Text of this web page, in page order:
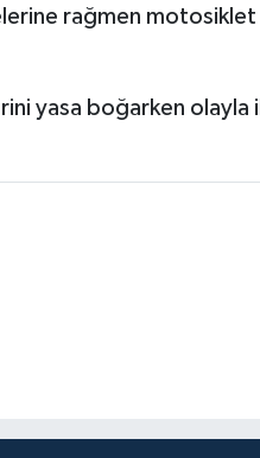
rağmen motosiklet
yasa boğarken olayla